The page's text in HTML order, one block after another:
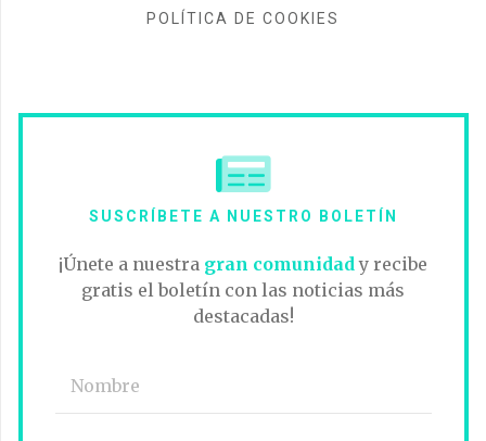
POLÍTICA DE COOKIES
SUSCRÍBETE A NUESTRO BOLETÍN
¡Únete a nuestra gran comunidady recibe
gratis el boletín con las noticias más
destacadas!